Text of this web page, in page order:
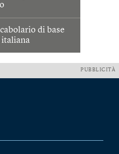
di base
italiana
PUBBLICITÀ